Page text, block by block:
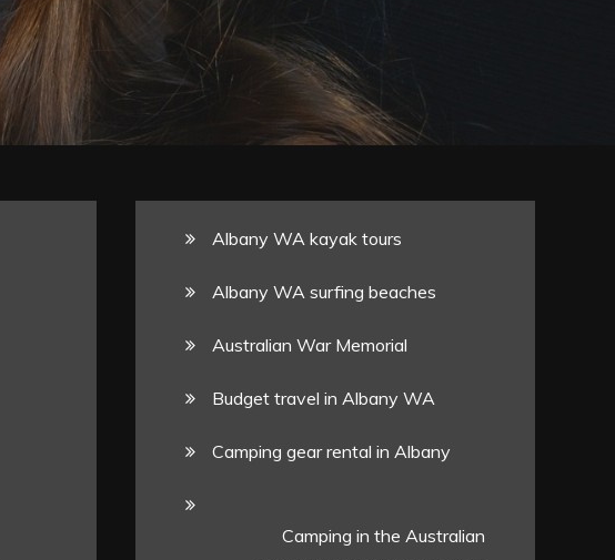
Albany WA kayak tours
Albany WA surfing beaches
Australian War Memorial
Budget travel in Albany WA
Camping gear rental in Albany
Camping in the Australian